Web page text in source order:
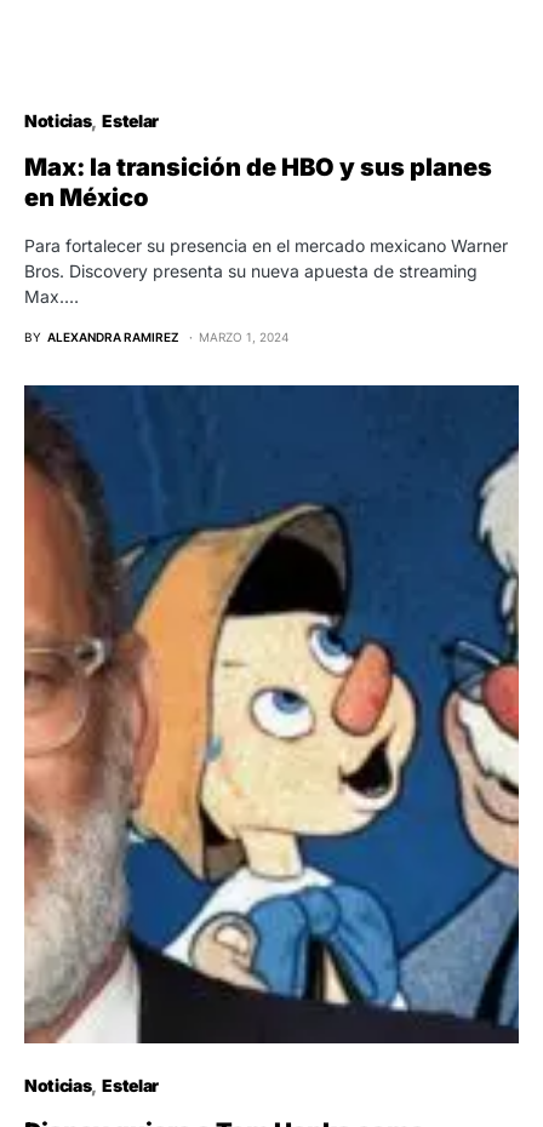
Noticias Estelar
Max: la transición de HBO y sus planes
en México
Para fortalecer su presencia en el mercado mexicano Warner
Bros. Discovery presenta su nueva apuesta de streaming
Max.…
BY ALEXANDRA RAMIREZ MARZO 1, 2024
Noticias Estelar